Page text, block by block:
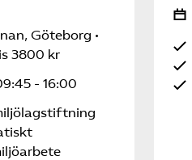
Göteborg
3800 kr
- 16:00